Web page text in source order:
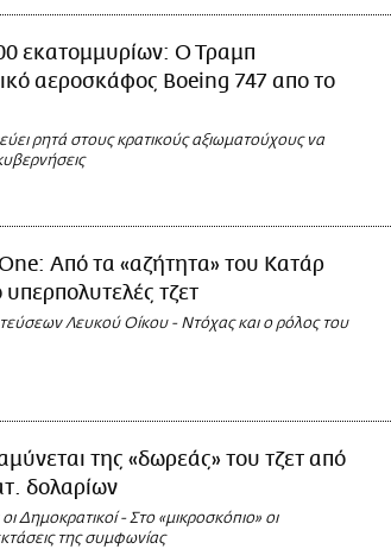
εκατομμυρίων: Ο Τραμπ
αεροσκάφος Boeing 747 απο το
ρητά στους κρατικούς αξιωματούχους να
Από τα «αζήτητα» του Κατάρ
τζετ
Λευκού Οίκου - Ντόχας και ο ρόλος του
της «δωρεάς» του τζετ από
δολαρίων
Δημοκρατικοί - Στο «μικροσκόπιο» οι
της συμφωνίας